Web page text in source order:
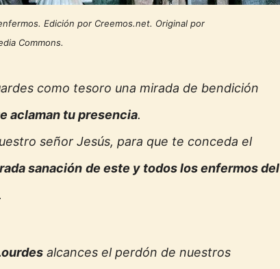
Edición por Creemos.net. Original por
Commons.
como tesoro una mirada de bendición
aclaman tu presencia.
señor Jesús, para que te conceda el
sanación de este y todos los enfermos del
alcances el perdón de nuestros